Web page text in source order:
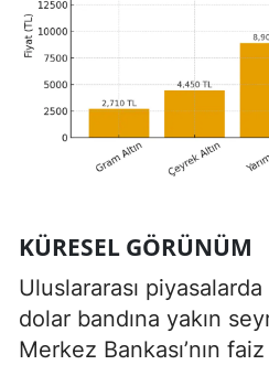
KÜRESEL GÖRÜNÜM
Uluslararası
dolar bandına yakın
Merkez Bankası’nın